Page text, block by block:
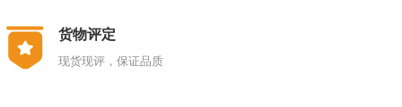
货物评定
现货现评，保证品质